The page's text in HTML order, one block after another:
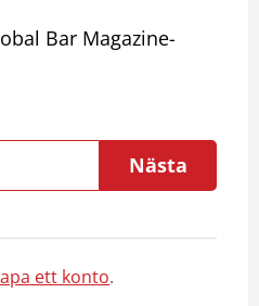
Bar Magazine-
Nästa
ett konto.